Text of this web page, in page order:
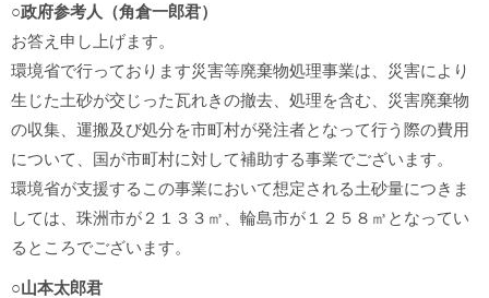
○政府参考人（角倉一郎君）
お答え申し上げます。
環境省で行っております災害等廃棄物処理事業は、災害により
生じた土砂が交じった瓦れきの撤去、処理を含む、災害廃棄物
の収集、運搬及び処分を市町村が発注者となって行う際の費用
について、国が市町村に対して補助する事業でございます。
環境省が支援するこの事業において想定される土砂量につきま
しては、珠洲市が２１３３㎥、輪島市が１２５８㎥となってい
るところでございます。
○山本太郎君